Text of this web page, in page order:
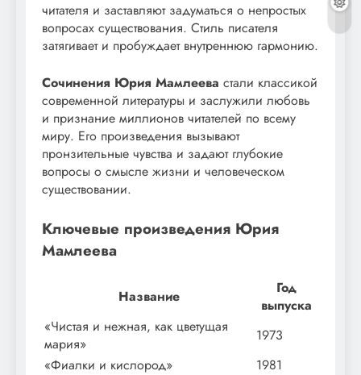
читателя и заставляют задуматься о непростых
вопросах существования. Стиль писателя
затягивает и пробуждает внутреннюю гармонию.
Сочинения Юрия Мамлеева стали классикой
современной литературы и заслужили любовь
и признание миллионов читателей по всему
миру. Его произведения вызывают
пронзительные чувства и задают глубокие
вопросы о смысле жизни и человеческом
существовании.
Ключевые произведения Юрия
Мамлеева
Название
Год
выпуска
«Чистая и нежная, как цветущая
мария»
1973
«Фиалки и кислород»
1981